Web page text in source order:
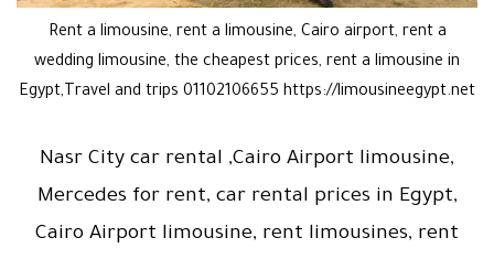
Rent a limousine, rent a limousine, Cairo airport, rent a
wedding limousine, the cheapest prices, rent a limousine in
Egypt,Travel and trips 01102106655 https://limousineegypt.net
Nasr City car rental ,Cairo Airport limousine,
Mercedes for rent, car rental prices in Egypt,
Cairo Airport limousine, rent limousines, rent